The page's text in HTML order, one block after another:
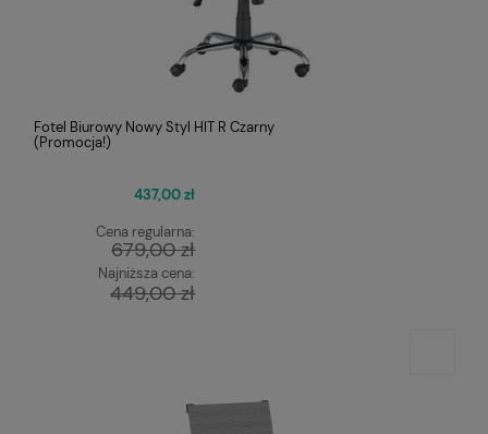
Fotel Biurowy Nowy Styl HIT R Czarny
(Promocja!)
437,00 zł
Cena regularna:
679,00 zł
Najniższa cena:
449,00 zł